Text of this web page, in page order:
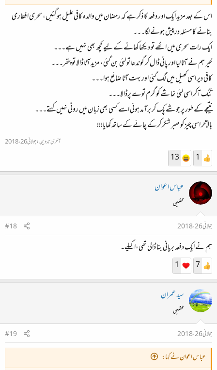
اس کے بعد مزید ایک اور دفعہ کا ذکر ہے کہ رمضان میں والدہ کافی علیل ہوگئیں، سحری افطاری
بنانے کا مسئلہ درپیش ہونے لگا۔۔۔
ایک رات سحری میں اٹھے تو دیکھا کھانے کے لیے کچھ بھی نہیں ہے۔۔۔
خیر ہم نے آٹا لیا اور پانی ڈال کر گوندھا تو لئی بن گئی، مزید آٹا ڈالا تو پتھر۔۔۔
کافی دیر اسی کھیل میں لگ گئی اور بہت آٹا ضائع ہوا۔۔۔
تنگ آکر اسی لئی نما شے کو گرم توے پرڈالا۔۔۔
نتیجے کے طور پر جو شے پک کر برآمد ہوئی اسے کسی بھی زبان میں روٹی نہیں کہتے۔۔۔
بالآخر اسی چیز کو صبر شکر کرکے چائے کے ساتھ کھایا!!!
آخری تدوین:جولائی 26، 2018
1
13
عباس اعوان
محفلین
جولائی 26، 2018
#18
ہم نے ایک دفعہ بریانی بنا ڈالی تھی،اکیلے۔
7
1
سید عمران
محفلین
جولائی 26، 2018
#19
عباس اعوان نے کہا: